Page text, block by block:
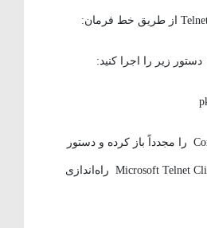
.2پنجره Command Prompt را مجدداً باز کرده و دستور
telnet را اجرا کنید تا Microsoft Telnet Client راه‌اندازی